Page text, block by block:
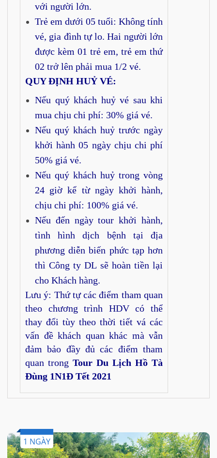
với người lớn.
Trẻ em dưới 05 tuổi: Không tính
vé, gia đình tự lo. Hai người lớn
được kèm 01 trẻ em, trẻ em thứ
02 trở lên phải mua 1/2 vé.
QUY ĐỊNH HUỶ VÉ:
Nếu quý khách huỷ vé sau khi
mua chịu chi phí: 30% giá vé.
Nếu quý khách huỷ trước ngày
khởi hành 05 ngày chịu chi phí
50% giá vé.
Nếu quý khách huỷ trong vòng
24 giờ kể từ ngày khởi hành,
chịu chi phí: 100% giá vé.
Nếu đến ngày tour khởi hành,
tình hình dịch bệnh tại địa
phương diễn biến phức tạp hơn
thì Công ty DL sẽ hoàn tiền lại
cho Khách hàng.
Lưu ý: Thứ tự các điểm tham quan
theo chương trình HDV có thể
thay đổi tùy theo thời tiết vá các
vấn đề khách quan khác mà vẫn
đảm bảo đầy đủ các điểm tham
quan trong Tour Du Lịch Hồ Tà
Đùng 1N1Đ Tết 2021
1 NGÀY